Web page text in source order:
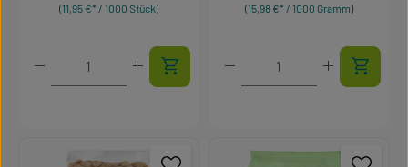
(11,95 €* / 1000 Stück)
Produkt Anzahl: Gib den gewünschten Wert ein
(15,98 €* / 1000 Gramm)
Produkt Anzahl: Gib